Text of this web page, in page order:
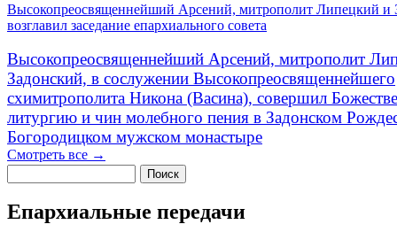
Высокопреосвященнейший Арсений, митрополит Липецкий и
возглавил заседание епархиального совета
Высокопреосвященнейший Арсений, митрополит
Задонский, в сослужении Высокопреосвященнейшего
схимитрополита Никона (Васина), совершил
литургию и чин молебного пения в Задонском
Богородицком мужском монастыре
Смотреть все →
Поиск
Епархиальные передачи